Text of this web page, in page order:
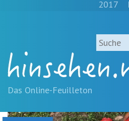
springen
(Accesskey
'1')Zur
springen
2017
Suche
Das Online-Feuilleton